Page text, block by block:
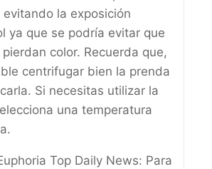
la exposición
ya que se podría evitar que
color. Recuerda que,
centrifugar bien la prenda
Si necesitas utilizar la
una temperatura
Top Daily News: Para